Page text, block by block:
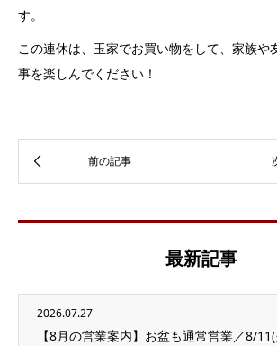
す。
この連休は、玉家でお買い物をして、家族や
事を楽しんでください！
最新記事
2026.07.27
【8月の営業案内】お盆も通常営業／8/11(